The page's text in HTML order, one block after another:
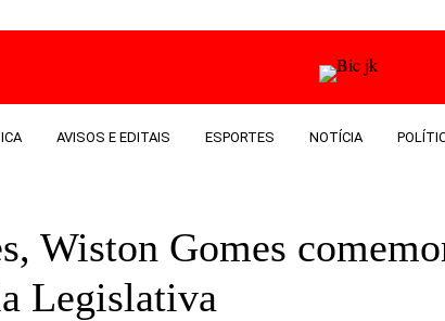
AVISOS E EDITAIS ESPORTES NOTÍCIA
Wiston Gomes
Legislativa